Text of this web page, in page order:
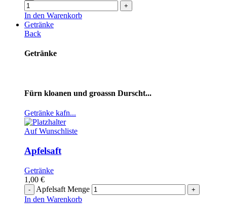
In den Warenkorb
Getränke
Back
Getränke
Fürn kloanen und groassn Durscht...
Getränke kafn...
Auf Wunschliste
Apfelsaft
Getränke
1,00 €
Apfelsaft Menge
In den Warenkorb